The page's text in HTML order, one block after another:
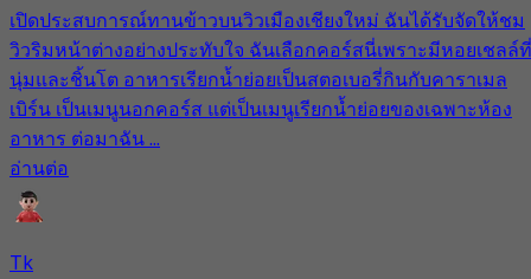
เปิดประสบการณ์ทานข้าวบนวิวเมืองเชียงใหม่ ฉันได้รับจัดให้ชม
วิวริมหน้าต่างอย่างประทับใจ ฉันเลือกคอร์สนี่เพราะมีหอยเชลล์ที่
นุ่มและชิ้นโต อาหารเรียกน้ำย่อยเป็นสตอเบอรี่กินกับคาราเมล
เบิร์น เป็นเมนูนอกคอร์ส แต่เป็นเมนูเรียกน้ำย่อยของเฉพาะห้อง
อาหาร ต่อมาฉัน ...
อ่านต่อ
Tk